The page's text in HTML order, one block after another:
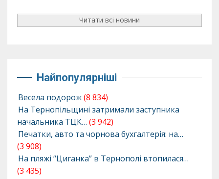
Читати всі новини
Найпопулярніші
Весела подорож(8 834)
На Тернопільщині затримали заступника
начальника ТЦК… (3 942)
Печатки, авто та чорнова бухгалтерія: на…
(3 908)
На пляжі “Циганка” в Тернополі втопилася…
(3 435)